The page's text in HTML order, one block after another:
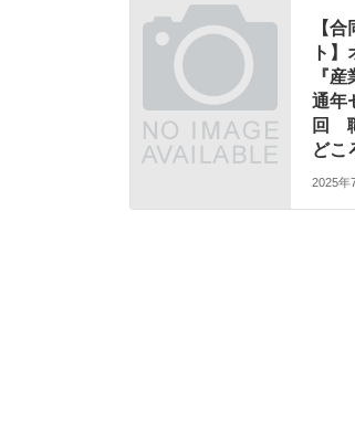
【
ト
『
通年
回
どこ
2025年